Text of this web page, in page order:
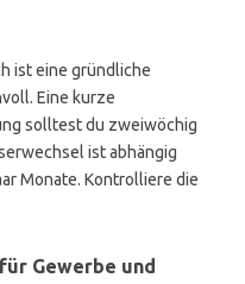
ist eine gründliche
Eine kurze
solltest du zweiwöchig
ist abhängig
Monate. Kontrolliere die
Gewerbe und